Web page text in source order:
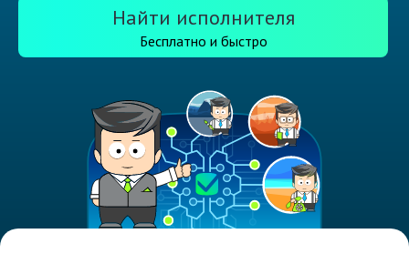
Найти исполнителя
Бесплатно и быстро